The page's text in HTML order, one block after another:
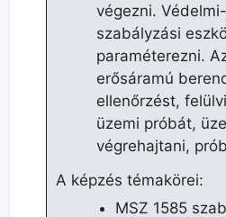
végezni.
szabályzási
paraméterezni.
erősáramú
ellenőrzést,
üzemi próbát,
végrehajtani,
A képzés témakörei:
MSZ 1585